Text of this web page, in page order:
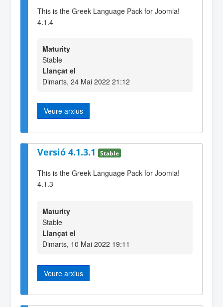
This is the Greek Language Pack for Joomla!
4.1.4
Maturity
Stable
Llançat el
Dimarts, 24 Mai 2022 21:12
Veure arxius
Versió 4.1.3.1 Stable
This is the Greek Language Pack for Joomla!
4.1.3
Maturity
Stable
Llançat el
Dimarts, 10 Mai 2022 19:11
Veure arxius